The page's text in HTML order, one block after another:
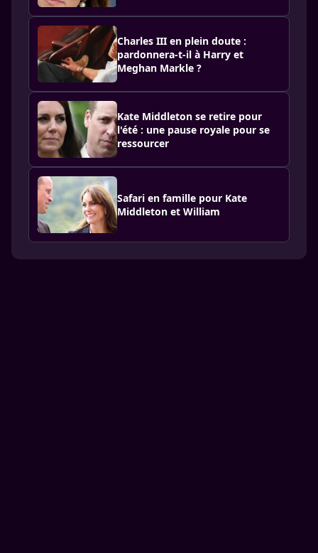
Charles III en plein doute :
pardonnera-t-il à Harry et
Meghan Markle ?
Kate Middleton se retire pour
l'été : une pause royale pour se
ressourcer
Safari en famille pour Kate
Middleton et William